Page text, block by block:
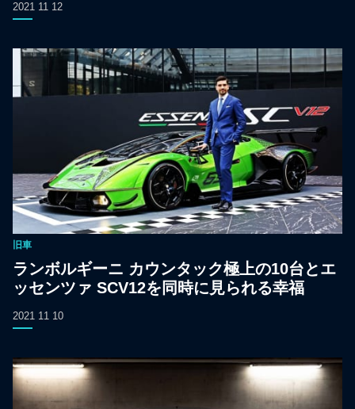
2021 11 12
旧車
ランボルギーニ カウンタック極上の10台とエ
ッセンツァ SCV12を同時に見られる幸福
2021 11 10